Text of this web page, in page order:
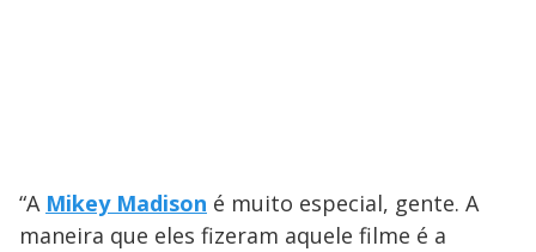
“A Mikey Madison é muito especial, gente. A
maneira que eles fizeram aquele filme é a